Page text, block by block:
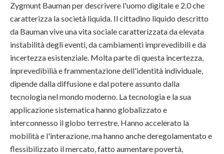
Zygmunt Bauman per descrivere l'uomo digitale e 2.0 che
caratterizza la società liquida. Il cittadino liquido descritto
da Bauman vive una vita sociale caratterizzata da elevata
instabilità degli eventi, da cambiamenti imprevedibili e da
incertezza esistenziale. Molta parte di questa incertezza,
inprevedibilià e frammentazione dell'identità individuale,
dipende dalla diffusione e dal potere assunto dalla
tecnologia nel mondo moderno. La tecnologia e la sua
applicazione sistematica hanno globalizzato e
interconnesso il globo terrestre. Hanno accelerato la
mobilità e l'interazione, ma hanno anche deregolamentato e
flessibilizzato il mercato, fatto aumentare povertà,